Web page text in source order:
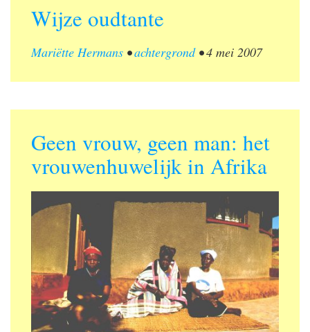
Wijze oudtante
Mariëtte Hermans •achtergrond•4 mei 2007
Geen vrouw, geen man: het
vrouwenhuwelijk in Afrika